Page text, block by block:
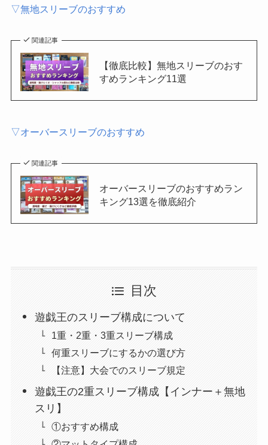
▽無地スリーブのおすすめ
関連記事
【徹底比較】無地スリーブのおす
すめランキング11選
▽オーバースリーブのおすすめ
関連記事
オーバースリーブのおすすめラン
キング13選を徹底紹介
目次
遊戯王のスリーブ構成について
1重・2重・3重スリーブ構成
何重スリーブにするかの選び方
【注意】大会でのスリーブ規定
遊戯王の2重スリーブ構成【インナー＋無地
スリ】
①おすすめ構成